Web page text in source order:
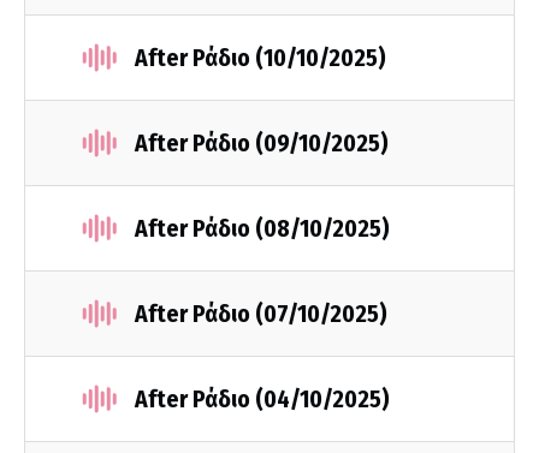
After Ράδιο (10/10/2025)
After Ράδιο (09/10/2025)
After Ράδιο (08/10/2025)
After Ράδιο (07/10/2025)
After Ράδιο (04/10/2025)